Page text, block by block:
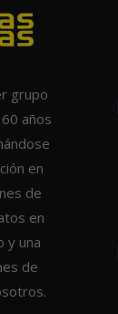
grupo
años
en
de
en
y una
de